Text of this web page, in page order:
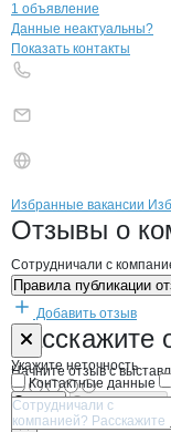
1 объявление
Контакты
+7(800)000-00-..
Данные неактуальны?
Показать контакты
Бренды
Вакансии в
Избранные вакансии
Новости o
Отзывы о
Сотрудничали с
Правила публикации
Добавить отзыв
Расскажите
Начните отзыв с
Форма
Укажите неточность
Контактные данные
Отмена Опубликовать